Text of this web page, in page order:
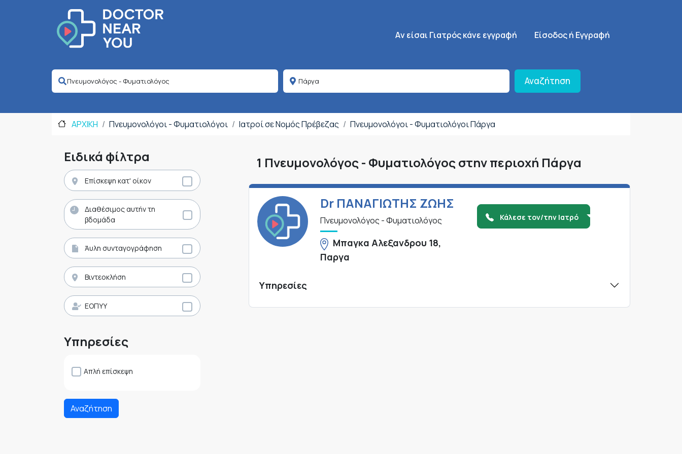
Κεντρική πλοήγηση
Aν είσαι Γιατρός κάνε εγγραφή SignUp Menu
Είσοδος ή Εγγραφή
Αναζήτηση
ΑΡΧΙΚΗ Πνευμονολόγοι - Φυματιολόγοι Ιατροί σε Νομός Πρέβεζας Πνευμονολόγοι - Φυματιολόγοι Πάργα
Ειδικά φίλτρα
Επίσκεψη κατ' οίκον
Διαθέσιμος αυτήν τη
βδομάδα
Άυλη συνταγογράφηση
Βιντεοκλήση
ΕΟΠΥΥ
Υπηρεσίες
Απλή επίσκεψη
Αναζήτηση
1 Πνευμονολόγος - Φυματιολόγος στην περιοχή Πάργα
Dr ΠΑΝΑΓΙΩΤΗΣ ΖΩΗΣ
Πνευμονολόγος - Φυματιολόγος
Μπαγκα Αλεξανδρου 18,
Παργα
Κάλεσε τον/την Ιατρό
Υπηρεσίες